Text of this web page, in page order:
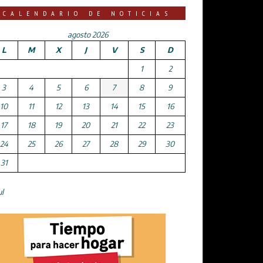
CALENDARIO DE NOTICIAS
agosto 2026
L
M X J V S
D
1
2
3
4 5 6 7 8
9
10
11 12 13 14 15
16
17
18 19 20 21 22
23
24
25 26 27 28 29
30
31